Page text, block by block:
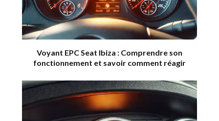
Voyant EPC Seat Ibiza : Comprendre son
fonctionnement et savoir comment réagir